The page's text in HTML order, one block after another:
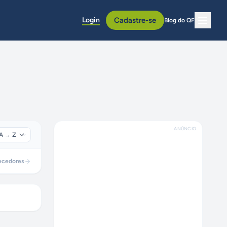
Login Cadastre-se Blog do QF
ANÚNCIO